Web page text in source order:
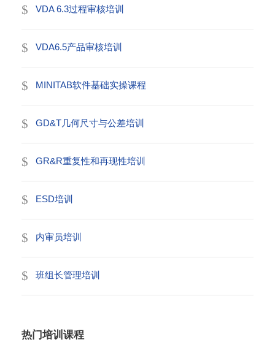
VDA 6.3过程审核培训
VDA6.5产品审核培训
MINITAB软件基础实操课程
GD&T几何尺寸与公差培训
GR&R重复性和再现性培训
ESD培训
内审员培训
班组长管理培训
热门培训课程